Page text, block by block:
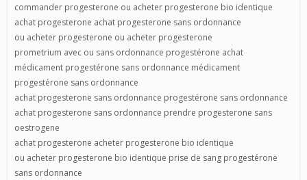
commander progesterone ou acheter progesterone bio identique
achat progesterone achat progesterone sans ordonnance
ou acheter progesterone ou acheter progesterone
prometrium avec ou sans ordonnance progestérone achat
médicament progestérone sans ordonnance médicament
progestérone sans ordonnance
achat progesterone sans ordonnance progestérone sans ordonnance
achat progesterone sans ordonnance prendre progesterone sans
oestrogene
achat progesterone acheter progesterone bio identique
ou acheter progesterone bio identique prise de sang progestérone
sans ordonnance